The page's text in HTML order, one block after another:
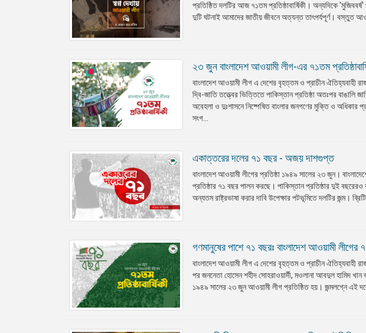
প্রতিষ্ঠিত দলটির আজ ৭১তম প্রতিষ্ঠাবার্ষিকী। অন্যদিকে
দুটি ঘটনাই আমাদের জাতীয় জীবনে অত্যন্ত তাৎপর্যপূর্ণ। বস্তুত
২৩ জুন বাংলাদেশ আওয়ামী লীগ-এর ৭১তম
বাংলাদেশ আওয়ামী লীগ এ দেশের বৃহত্তম ও প্রাচীন ঐতিহ্যবাহী
দ্বি-জাতি তত্ত্বের ভিত্তিতে পাকিস্তান প্রতিষ্ঠা অতঃপর বাঙালি
অবেহলা ও দুঃশাসনে নিষ্পেষিত বাংলার জনগণের মুক্তি ও অধিকার
সংগ...
একাত্তরের দলের ৭১ বছর - অজয় দাশগুপ্ত
বাংলাদেশ আওয়ামী লীগের প্রতিষ্ঠা ১৯৪৯ সালের ২৩ জুন।
প্রতিষ্ঠার ৭১ বছর পালন করছে। পাকিস্তান প্রতিষ্ঠার দুই বছরেরও
অন্যতম রাষ্ট্রভাষা করার দাবি উপেক্ষার পটভূমিতে দলটির জন্ম।
গণমানুষের পাশে ৭১ বছরঃ বাংলাদেশ আওয়ামী লীগের
বাংলাদেশ আওয়ামী লীগ এ দেশের বৃহত্তম ও প্রাচীন ঐতিহ্যবাহী
পর জননেতা হোসেন শহীদ সোহরাওয়ার্দী, মওলানা আবদুল হামিদ
১৯৪৯ সালের ২৩ জুন আওয়ামী লীগ প্রতিষ্ঠিত হয়। জন্মলগ্নে এই